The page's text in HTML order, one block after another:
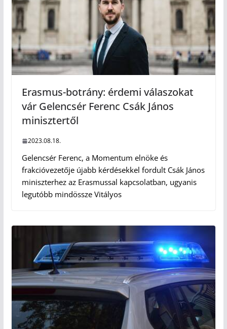
Erasmus-botrány: érdemi válaszokat
vár Gelencsér Ferenc Csák János
minisztertől
2023.08.18.
Gelencsér Ferenc, a Momentum elnöke és
frakcióvezetője újabb kérdésekkel fordult Csák János
miniszterhez az Erasmussal kapcsolatban, ugyanis
legutóbb mindössze Vitályos